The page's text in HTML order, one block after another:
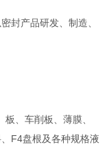
封产品研发、制造、
、车削板、薄膜、
F4盘根及各种规格液